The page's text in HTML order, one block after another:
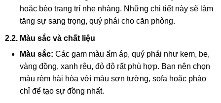
hoặc bèo trang trí nhẹ nhàng. Những chi tiết này sẽ làm
tăng sự sang trọng, quý phái cho căn phòng.
2.2. Màu sắc và chất liệu
Màu sắc: Các gam màu ấm áp, quý phái như kem, be,
vàng đồng, xanh rêu, đỏ đô rất phù hợp. Bạn nên chọn
màu rèm hài hòa với màu sơn tường, sofa hoặc phào
chỉ để tạo sự đồng nhất.